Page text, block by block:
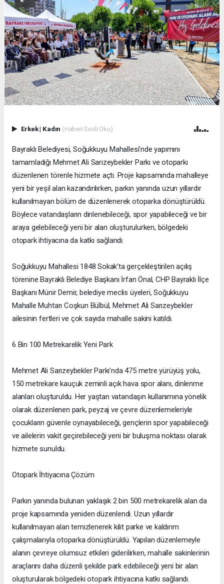
Erkek| Kadın (Haberi Sesli Oku)
Bayraklı Belediyesi, Soğukkuyu Mahallesi’nde yapımını
tamamladığı Mehmet Ali Sarızeybekler Parkı ve otoparkı
düzenlenen törenle hizmete açtı. Proje kapsamında mahalleye
yeni bir yeşil alan kazandırılırken, parkın yanında uzun yıllardır
kullanılmayan bölüm de düzenlenerek otoparka dönüştürüldü.
Böylece vatandaşların dinlenebileceği, spor yapabileceği ve bir
araya gelebileceği yeni bir alan oluşturulurken, bölgedeki
otopark ihtiyacına da katkı sağlandı.
Soğukkuyu Mahallesi 1848 Sokak’ta gerçekleştirilen açılış
törenine Bayraklı Belediye Başkanı İrfan Önal, CHP Bayraklı İlçe
Başkanı Münir Demir, belediye meclis üyeleri, Soğukkuyu
Mahalle Muhtarı Coşkun Bülbül, Mehmet Ali Sarızeybekler
ailesinin fertleri ve çok sayıda mahalle sakini katıldı.
6 Bin 100 Metrekarelik Yeni Park
Mehmet Ali Sarızeybekler Parkı’nda 475 metre yürüyüş yolu,
150 metrekare kauçuk zeminli açık hava spor alanı, dinlenme
alanları oluşturuldu. Her yaştan vatandaşın kullanımına yönelik
olarak düzenlenen park, peyzaj ve çevre düzenlemeleriyle
çocukların güvenle oynayabileceği, gençlerin spor yapabileceği
ve ailelerin vakit geçirebileceği yeni bir buluşma noktası olarak
hizmete sunuldu.
Otopark İhtiyacına Çözüm
Parkın yanında bulunan yaklaşık 2 bin 500 metrekarelik alan da
proje kapsamında yeniden düzenlendi. Uzun yıllardır
kullanılmayan alan temizlenerek kilit parke ve kaldırım
çalışmalarıyla otoparka dönüştürüldü. Yapılan düzenlemeyle
alanın çevreye olumsuz etkileri giderilirken, mahalle sakinlerinin
araçlarını daha düzenli şekilde park edebileceği yeni bir alan
oluşturularak bölgedeki otopark ihtiyacına katkı sağlandı.